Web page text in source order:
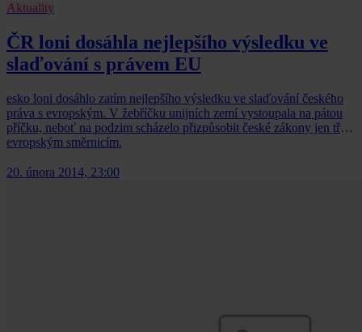
Aktuality
ČR loni dosáhla nejlepšího výsledku ve
slaďování s právem EU
esko loni dosáhlo zatím nejlepšího výsledku ve slaďování českého
práva s evropským. V žebříčku unijních zemí vystoupala na pátou
příčku, neboť na podzim scházelo přizpůsobit české zákony jen třem
evropským směrnicím.
20. února 2014, 23:00